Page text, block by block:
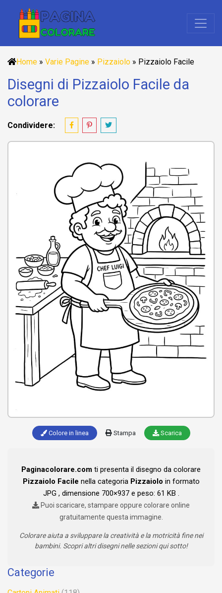
Home » Varie Pagine » Pizzaiolo » Pizzaiolo Facile
Disegni di Pizzaiolo Facile da
colorare
Condividere:
Colore in linea Stampa Scarica
Paginacolorare.com ti presenta il disegno da colorare
Pizzaiolo Facile nella categoria Pizzaiolo in formato
JPG , dimensione 700×937 e peso: 61 KB .
Puoi scaricare, stampare oppure colorare online
gratuitamente questa immagine.
Colorare aiuta a sviluppare la creatività e la motricità fine nei
bambini. Scopri altri disegni nelle sezioni qui sotto!
Categorie